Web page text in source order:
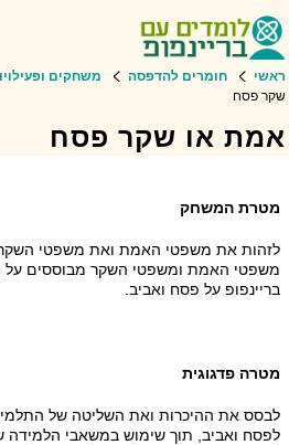
חומרים להדפסה משחקים
פסח
או שקר פסח
המשחק
את משפטי האמת ואת משפטי השקר
האמת ומשפטי השקר מבוססים על
על פסח ואביב.
פדגוגית
את ההיכרות ואת השליטה של
ואביב, תוך שימוש במשאבי הלמידה של